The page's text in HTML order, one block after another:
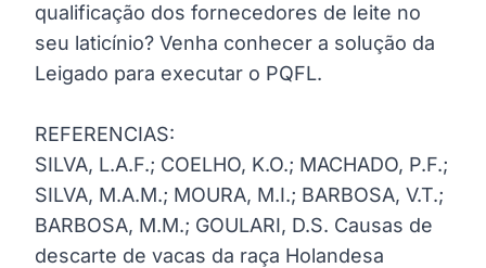
qualificação dos fornecedores de leite no
seu laticínio? Venha conhecer a solução da
Leigado para executar o PQFL.
REFERENCIAS:
SILVA, L.A.F.; COELHO, K.O.; MACHADO, P.F.;
SILVA, M.A.M.; MOURA, M.I.; BARBOSA, V.T.;
BARBOSA, M.M.; GOULARI, D.S. Causas de
descarte de vacas da raça Holandesa